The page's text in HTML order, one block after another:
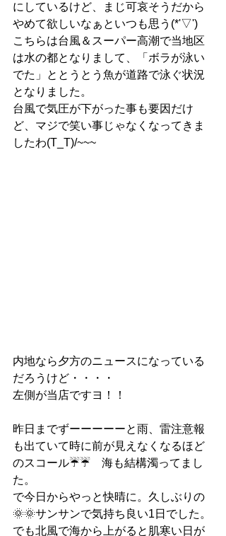
にしているけど、まじ可哀そうだから
やめて欲しいなぁといつも思う(*'▽')
こちらは台風＆スーパー高潮で当地区
は水の都となりまして、「ボラが泳い
でた」ととうとう魚が道路で泳ぐ状況
となりました。
台風で気圧が下がった事も要因だけ
ど、マジで笑い事じゃなくなってきま
したわ(T_T)/~~~
内地なら夕方のニュースになっている
だろうけど・・・・
左側が当店ですヨ！！
昨日までずーーーーーと雨、雷注意報
も出ていて時に前が見えなくなるほど
のスコール☔☔　海も結構濁ってまし
た。
で今日からやっと快晴に。久しぶりの
🌞🌞サンサンで気持ち良い1日でした。
でも北風で海から上がると肌寒い日が